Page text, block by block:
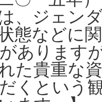
、ジェン
態などに
あります
た貴重な
くという